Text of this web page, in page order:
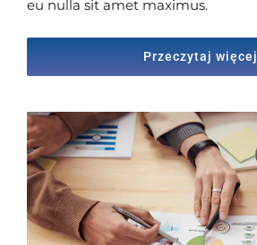
eu nulla sit amet maximus.
Przeczytaj więcej